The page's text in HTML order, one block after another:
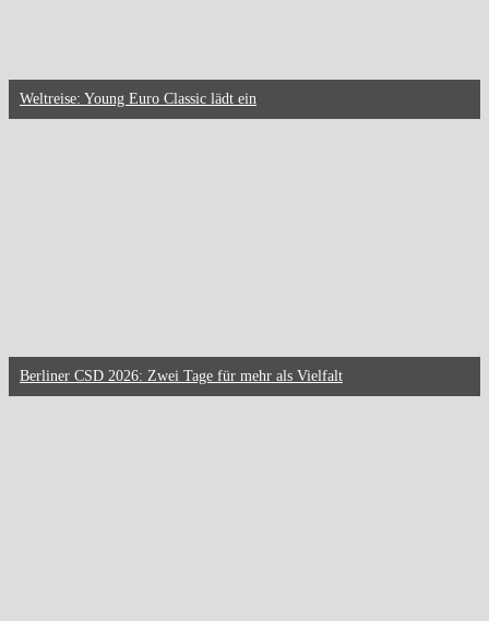
Weltreise: Young Euro Classic lädt ein
Berliner CSD 2026: Zwei Tage für mehr als Vielfalt